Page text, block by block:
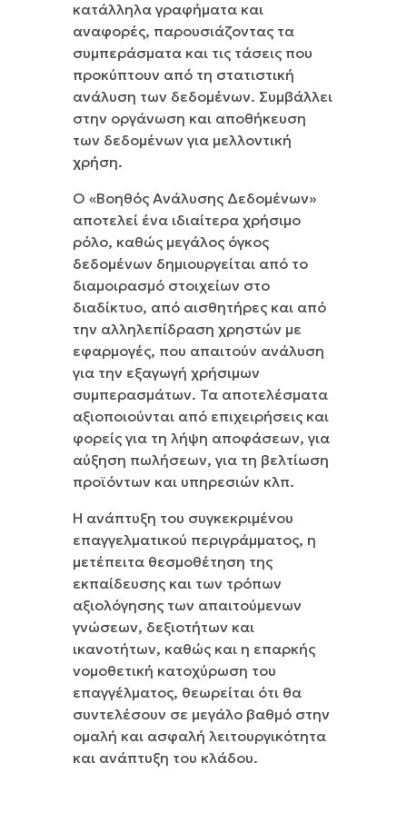
κατάλληλα γραφήματα και
αναφορές, παρουσιάζοντας τα
συμπεράσματα και τις τάσεις που
προκύπτουν από τη στατιστική
ανάλυση των δεδομένων. Συμβάλλει
στην οργάνωση και αποθήκευση
των δεδομένων για μελλοντική
χρήση.
Ο «Βοηθός Ανάλυσης Δεδομένων»
αποτελεί ένα ιδιαίτερα χρήσιμο
ρόλο, καθώς μεγάλος όγκος
δεδομένων δημιουργείται από το
διαμοιρασμό στοιχείων στο
διαδίκτυο, από αισθητήρες και από
την αλληλεπίδραση χρηστών με
εφαρμογές, που απαιτούν ανάλυση
για την εξαγωγή χρήσιμων
συμπερασμάτων. Τα αποτελέσματα
αξιοποιούνται από επιχειρήσεις και
φορείς για τη λήψη αποφάσεων, για
αύξηση πωλήσεων, για τη βελτίωση
προϊόντων και υπηρεσιών κλπ.
Η ανάπτυξη του συγκεκριμένου
επαγγελματικού περιγράμματος, η
μετέπειτα θεσμοθέτηση της
εκπαίδευσης και των τρόπων
αξιολόγησης των απαιτούμενων
γνώσεων, δεξιοτήτων και
ικανοτήτων, καθώς και η επαρκής
νομοθετική κατοχύρωση του
επαγγέλματος, θεωρείται ότι θα
συντελέσουν σε μεγάλο βαθμό στην
ομαλή και ασφαλή λειτουργικότητα
και ανάπτυξη του κλάδου.